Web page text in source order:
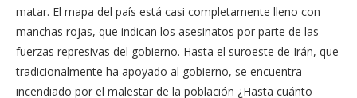
matar. El mapa del país está casi completamente lleno con
manchas rojas, que indican los asesinatos por parte de las
fuerzas represivas del gobierno. Hasta el suroeste de Irán, que
tradicionalmente ha apoyado al gobierno, se encuentra
incendiado por el malestar de la población ¿Hasta cuánto